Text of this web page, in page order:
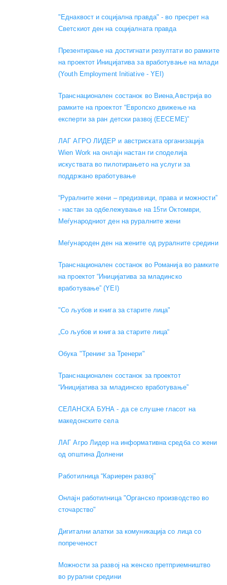
"Еднаквост и социјална правда" - во пресрет на
Светскиот ден на социјалната правда
Презентирање на достигнати резултати во рамките
на проектот Иницијатива за вработување на млади
(Youth Employment Initiative - YEI)
Транснационален состанок во Виена,Австрија во
рамките на проектот “Европско движење на
експерти за ран детски развој (EECEME)”
ЛАГ АГРО ЛИДЕР и австриската организација
Wien Work на онлајн настан ги споделија
искуствата во пилотирањето на услуги за
поддржано вработување
“Руралните жени – предизвици, права и можности”
- настан за одбележување на 15ти Октомври,
Меѓународниот ден на руралните жени
Меѓународен ден на жените од руралните средини
Транснационален состанок во Романија во рамките
на проектот “Иницијатива за младинско
вработување” (YEI)
"Со љубов и книга за старите лица"
„Со љубов и книга за старите лица“
Обука "Тренинг за Тренери"
Транснационален состанок за проектот
“Иницијатива за младинско вработување”
СЕЛАНСКА БУНА - да се слушне гласот на
македонските села
ЛАГ Агро Лидер на информативна средба со жени
од општина Долнени
Работилница “Кариерен развој”
Онлајн работилница "Органско производство во
сточарство"
Дигитални алатки за комуникација со лица со
попреченост
Можности за развој на женско претприемништво
во рурални средини